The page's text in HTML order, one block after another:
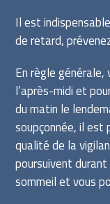
Il est
de retard,
En règle
l’après-midi et
du matin le
soupçonnée, il est
qualité de la
poursuivent
sommeil et vous